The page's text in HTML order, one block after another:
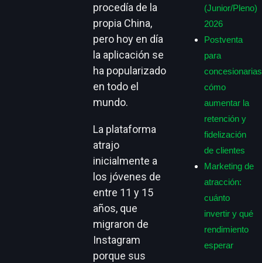
procedía de la
propia China,
pero hoy en día
la aplicación se
ha popularizado
en todo el
mundo.
La plataforma
atrajo
inicialmente a
los jóvenes de
entre 11 y 15
años, que
migraron de
Instagram
porque sus
(Junior/Pleno)
2026
Postventa
para
cómo
aumentar la
retención y
fidelización
de clientes
Marketing de
atracción:
cuánto
invertir y qué
rendimiento
esperar